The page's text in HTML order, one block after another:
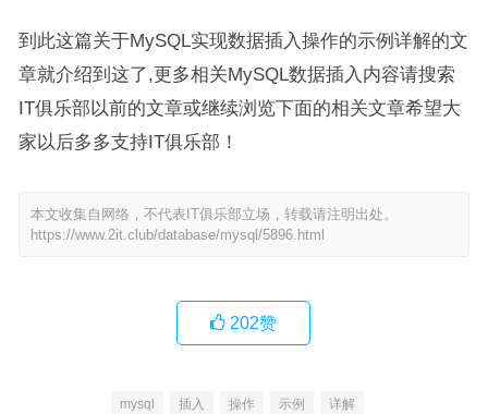
到此这篇关于MySQL实现数据插入操作的示例详解的文
章就介绍到这了,更多相关MySQL数据插入内容请搜索
IT俱乐部以前的文章或继续浏览下面的相关文章希望大
家以后多多支持IT俱乐部！
本文收集自网络，不代表IT俱乐部立场，转载请注明出处。
https://www.2it.club/database/mysql/5896.html
202赞
mysql 插入 操作 示例 详解